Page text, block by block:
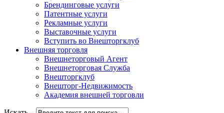
Брендинговые услуги
Патентные услуги
Рекламные услуги
Выставочные услуги
Вступить во Внешторгклуб
Внешняя торговля
Внешнеторговый Агент
Внешнеторговая Служба
Внешторгклуб
Внешторг-Недвижимость
Академия внешней торговли